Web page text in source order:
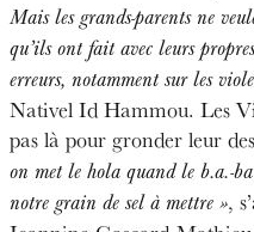
Mais les grands-parents ne
qu’ils ont fait avec leurs
erreurs, notamment sur les
Nativel Id Hammou. Les
pas là pour gronder leur
on met le hola quand le b.a.-ba
notre grain de sel à mettre »,